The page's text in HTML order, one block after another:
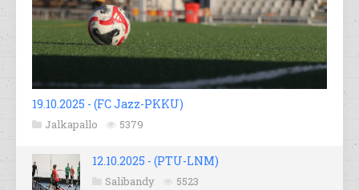
19.10.2025 - (FC Jazz-PKKU)
Jalkapallo 5379
12.10.2025 - (PTU-LNM)
Salibandy 5523